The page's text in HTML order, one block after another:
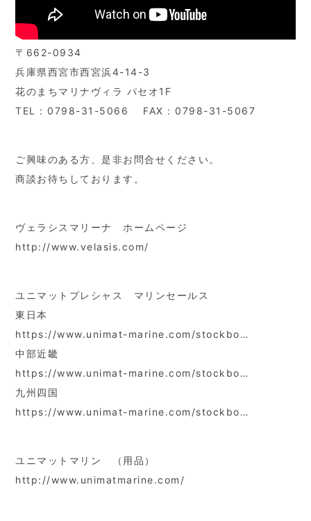
〒662-0934
兵庫県西宮市西宮浜4-14-3
花のまちマリナヴィラ パセオ1F
TEL : 0798-31-5066 FAX : 0798-31-5067
ご興味のある方、是非お問合せください。
商談お待ちしております。
ヴェラシスマリーナ ホームページ
http://www.velasis.com/
ユニマットプレシャス マリンセールス
東日本
https://www.unimat-marine.com/stockbo…
中部近畿
https://www.unimat-marine.com/stockbo…
九州四国
https://www.unimat-marine.com/stockbo…
ユニマットマリン （用品）
http://www.unimatmarine.com/